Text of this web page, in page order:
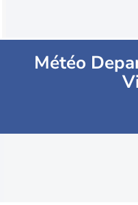
Météo